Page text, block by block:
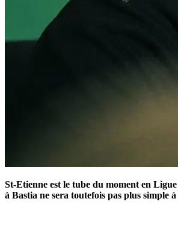
St-Etienne est le tube du moment en
à Bastia ne sera toutefois pas plus